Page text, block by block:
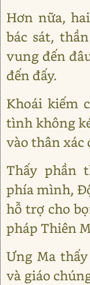
Hơn nữa,
bác sát,
vung đến
đến đấy.
Khoái kiếm
tình không
vào thân xác
Thấy phần
phía mình,
hỗ trợ cho
pháp Thiên
Ưng Ma
và giáo